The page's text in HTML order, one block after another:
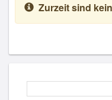
Zurzeit sind